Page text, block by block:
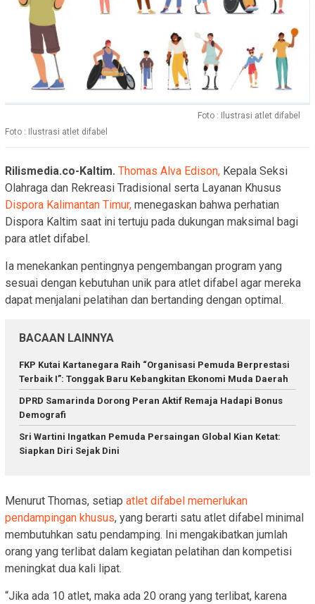
Foto : Ilustrasi atlet difabel
Foto : Ilustrasi atlet difabel
Rilismedia.co-Kaltim. Thomas Alva Edison, Kepala Seksi
Olahraga dan Rekreasi Tradisional serta Layanan Khusus
Dispora Kalimantan Timur, menegaskan bahwa perhatian
Dispora Kaltim saat ini tertuju pada dukungan maksimal bagi
para atlet difabel.
Ia menekankan pentingnya pengembangan program yang
sesuai dengan kebutuhan unik para atlet difabel agar mereka
dapat menjalani pelatihan dan bertanding dengan optimal.
BACAAN LAINNYA
FKP Kutai Kartanegara Raih “Organisasi Pemuda Berprestasi
Terbaik I”: Tonggak Baru Kebangkitan Ekonomi Muda Daerah
DPRD Samarinda Dorong Peran Aktif Remaja Hadapi Bonus
Demografi
Sri Wartini Ingatkan Pemuda Persaingan Global Kian Ketat:
Siapkan Diri Sejak Dini
Menurut Thomas, setiap atlet difabel memerlukan
pendampingan khusus, yang berarti satu atlet difabel minimal
membutuhkan satu pendamping. Ini mengakibatkan jumlah
orang yang terlibat dalam kegiatan pelatihan dan kompetisi
meningkat dua kali lipat.
“Jika ada 10 atlet, maka ada 20 orang yang terlibat, karena